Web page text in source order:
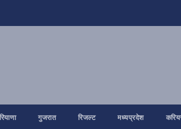
गुजरात रिजल्ट मध्यप्रदेश